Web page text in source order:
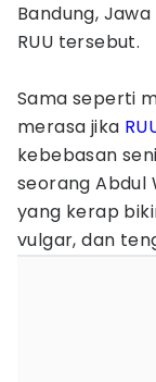
Bandung,
RUU tersebut.
Sama seperti
merasa jika
kebebasan
seorang Abdul
yang kerap
vulgar, dan